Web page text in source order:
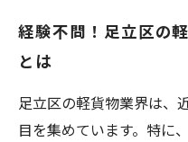
経験不問！足立区の
とは
足立区の軽貨物業界は、
目を集めています。特に